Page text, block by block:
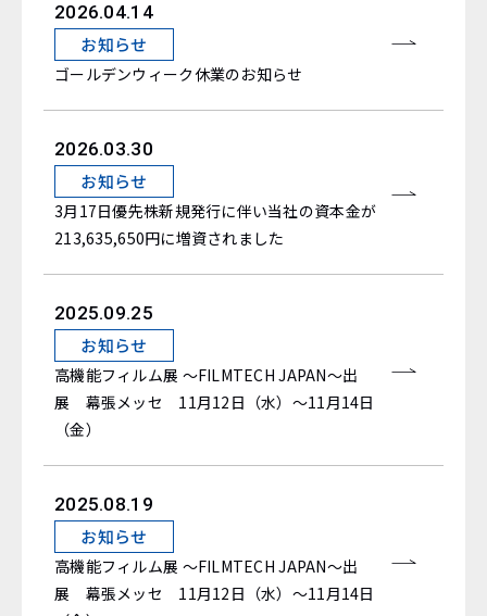
2026.04.14
お知らせ
ゴールデンウィーク休業のお知らせ
2026.03.30
お知らせ
3月17日優先株新規発行に伴い当社の資本金が
213,635,650円に増資されました
2025.09.25
お知らせ
高機能フィルム展 ～FILMTECH JAPAN～出
展 幕張メッセ 11月12日（水）～11月14日
（金）
2025.08.19
お知らせ
高機能フィルム展 ～FILMTECH JAPAN～出
展 幕張メッセ 11月12日（水）～11月14日